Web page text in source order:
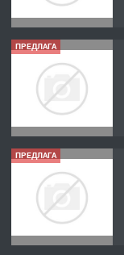
ПРЕДЛАГА
ПРЕДЛАГА